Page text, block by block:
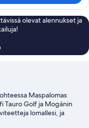
olevat alennukset ja
Maspalomas
Tauro Golf ja Mogánin
lomallesi, ja
Maspalomasin